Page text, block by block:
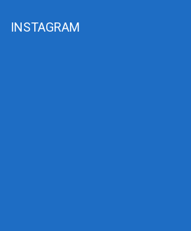
INSTAGRAM